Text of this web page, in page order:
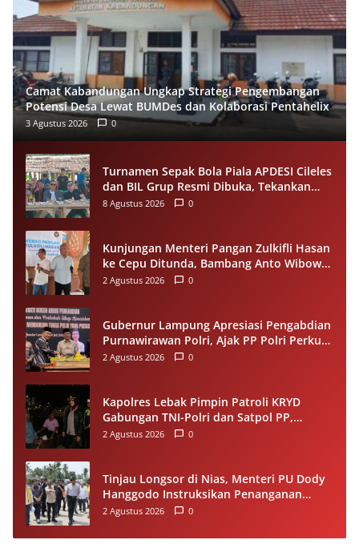
Camat Kabandungan Ungkap Strategi Pengembangan
Potensi Desa Lewat BUMDes dan Kolaborasi Pentahelix
3 Agustus 2026 0
Turnamen Sepak Bola Piala APDESI Cileles
dan BIL Grup Resmi Dibuka, Tekankan
Sportivitas
8 Agustus 2026 0
Kunjungan Menteri Pangan Zulkifli Hasan
ke Cepu Ditunda, Bambang Anto Wibowo
Tetap Salurkan Bantuan kepada Warga
2 Agustus 2026 0
Gubernur Lampung Apresiasi Pengabdian
Purnawirawan Polri, Ajak PP Polri Perkuat
Stabilitas dan Dukung Pembangunan
2 Agustus 2026 0
Kapolres Lebak Pimpin Patroli KRYD
Gabungan TNI-Polri dan Satpol PP,
Antisipasi Curanmor hingga Balap Liar
2 Agustus 2026 0
Tinjau Longsor di Nias, Menteri PU Dody
Hanggodo Instruksikan Penanganan
Komprehensif agar Kerusakan Tak
2 Agustus 2026 0